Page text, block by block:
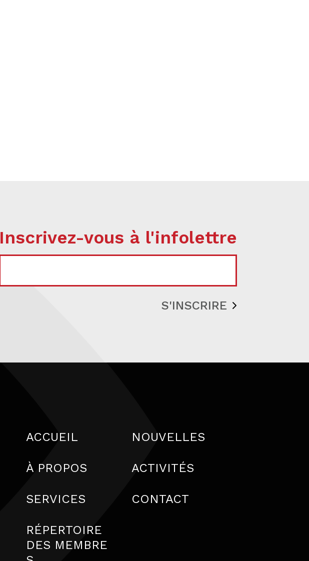
Inscrivez-vous à l'infolettre
ACCUEIL
À PROPOS
SERVICES
RÉPERTOIRE
DES MEMBRE
NOUVELLES
ACTIVITÉS
CONTACT